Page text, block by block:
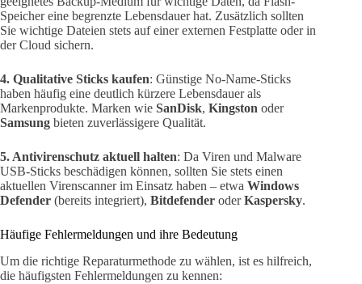
Speicher eine begrenzte Lebensdauer hat. Zusätzlich sollten
Sie wichtige Dateien stets auf einer externen Festplatte oder in
der Cloud sichern.
4. Qualitative Sticks kaufen: Günstige No-Name-Sticks
haben häufig eine deutlich kürzere Lebensdauer als
Markenprodukte. Marken wie SanDisk, Kingston oder
Samsung bieten zuverlässigere Qualität.
5. Antivirenschutz aktuell halten: Da Viren und Malware
USB-Sticks beschädigen können, sollten Sie stets einen
aktuellen Virenscanner im Einsatz haben – etwa Windows
Defender (bereits integriert), Bitdefender oderKaspersky.
Häufige Fehlermeldungen und ihre Bedeutung
Um die richtige Reparaturmethode zu wählen, ist es hilfreich,
die häufigsten Fehlermeldungen zu kennen: